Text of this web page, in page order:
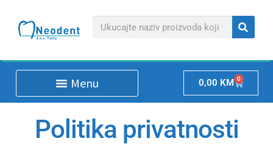
0,00 KM 0
Politika privatnosti